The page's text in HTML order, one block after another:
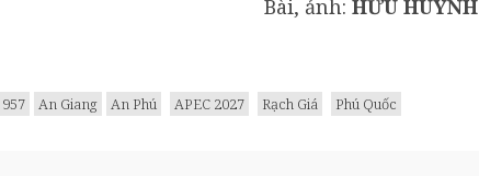
Bài, ảnh: HỮU HUYNH
An Giang An Phú APEC 2027 Rạch Giá
Phú Quốc